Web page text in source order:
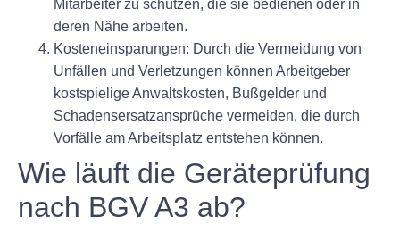
Mitarbeiter zu schützen, die sie bedienen oder in
deren Nähe arbeiten.
Kosteneinsparungen: Durch die Vermeidung von
Unfällen und Verletzungen können Arbeitgeber
kostspielige Anwaltskosten, Bußgelder und
Schadensersatzansprüche vermeiden, die durch
Vorfälle am Arbeitsplatz entstehen können.
Wie läuft die Geräteprüfung
nach BGV A3 ab?